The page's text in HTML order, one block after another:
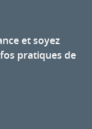
et soyez
pratiques de